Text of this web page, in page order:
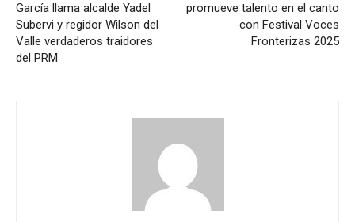
García llama alcalde Yadel
Subervi y regidor Wilson del
Valle verdaderos traidores
del PRM
promueve talento en el canto
con Festival Voces
Fronterizas 2025